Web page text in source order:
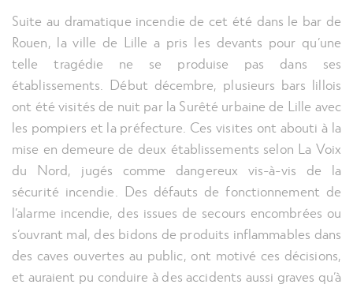
Vigilance accrue sur la sécurité incendie des bars de
Suite au dramatique incendie de cet été dans le bar de
Rouen, la ville de Lille a pris les devants pour qu’une
telle tragédie ne se produise pas dans ses
établissements. Début décembre, plusieurs bars lillois
ont été visités de nuit par la Surêté urbaine de Lille avec
les pompiers et la préfecture. Ces visites ont abouti à la
mise en demeure de deux établissements selon La Voix
du Nord, jugés comme dangereux vis-à-vis de la
sécurité incendie. Des défauts de fonctionnement de
l’alarme incendie, des issues de secours encombrées ou
s’ouvrant mal, des bidons de produits inflammables dans
des caves ouvertes au public, ont motivé ces décisions,
et auraient pu conduire à des accidents aussi graves qu’à